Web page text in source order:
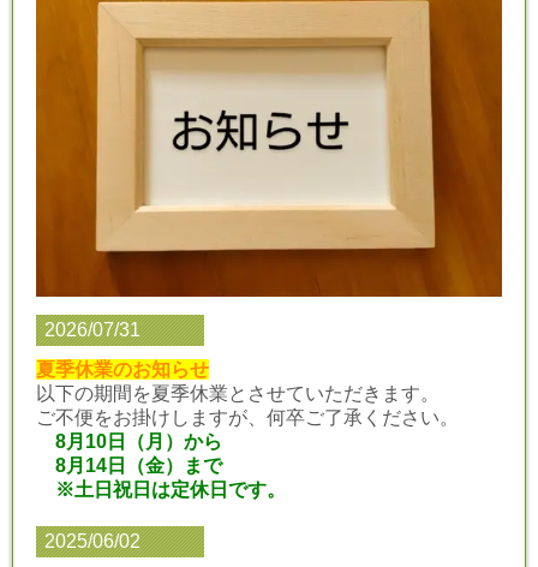
2026/07/31
夏季休業のお知らせ
以下の期間を夏季休業とさせていただきます。
ご不便をお掛けしますが、何卒ご了承ください。
8月10日（月）から
8月14日（金）まで
※土日祝日は定休日です。
2025/06/02